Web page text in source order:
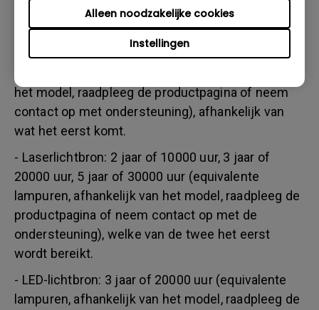
Instellingen
Alleen noodzakelijke cookies
Garantie op de lamp (hierna lichtbron genoemd) is
gebaseerd op het type lichtbron en is beperkt tot:
- Lamp (UHP) lichtbron: 1 jaar of 2000 uur/ 3 jaar
het model, raadpleeg de productpagina of neem
contact op met ondersteuning), afhankelijk van
wat het eerst komt.
- Laserlichtbron: 2 jaar of 10000 uur, 3 jaar of
20000 uur, 5 jaar of 30000 uur (equivalente
lampuren, afhankelijk van het model, raadpleeg de
productpagina of neem contact op met de
ondersteuning), welke van de twee het eerst
wordt bereikt.
- LED-lichtbron: 3 jaar of 20000 uur (equivalente
lampuren, afhankelijk van het model, raadpleeg de